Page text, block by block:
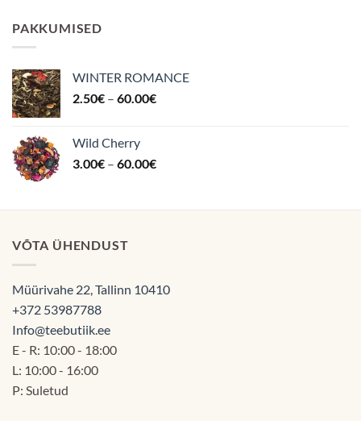
PAKKUMISED
WINTER ROMANCE
2.50€ – 60.00€Hinnavahemik:
Wild Cherry
3.00€ – 60.00€Hinnavahemik:
60.00€
VÕTA ÜHENDUST
Müürivahe 22, Tallinn 10410
+372 53987788
Info@teebutiik.ee
E - R: 10:00 - 18:00
L: 10:00 - 16:00
P: Suletud